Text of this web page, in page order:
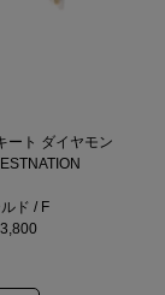
ート ダイヤモン
ド / F